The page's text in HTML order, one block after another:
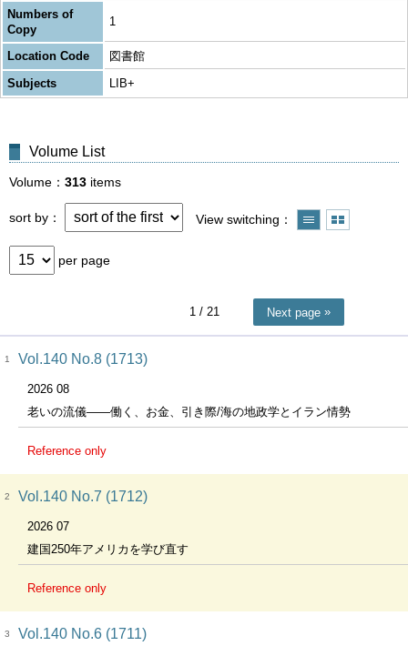
Numbers of
Copy
1
Location Code
図書館
Subjects
LIB+
Volume List
Volume 313 items
sort by View switching
per page
1/ 21 Next page
1 Vol.140 No.8 (1713)
2026 08
老いの流儀―—働く、お金、引き際/海の地政学とイラン情勢
Reference only
2 Vol.140 No.7 (1712)
2026 07
建国250年アメリカを学び直す
Reference only
3 Vol.140 No.6 (1711)